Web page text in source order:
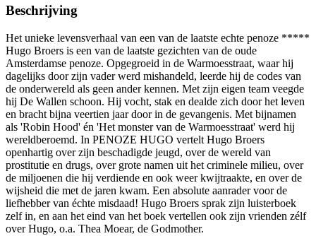
Beschrijving
Het unieke levensverhaal van een van de laatste echte penoze *****
Hugo Broers is een van de laatste gezichten van de oude
Amsterdamse penoze. Opgegroeid in de Warmoesstraat, waar hij
dagelijks door zijn vader werd mishandeld, leerde hij de codes van
de onderwereld als geen ander kennen. Met zijn eigen team veegde
hij De Wallen schoon. Hij vocht, stak en dealde zich door het leven
en bracht bijna veertien jaar door in de gevangenis. Met bijnamen
als 'Robin Hood' én 'Het monster van de Warmoesstraat' werd hij
wereldberoemd. In PENOZE HUGO vertelt Hugo Broers
openhartig over zijn beschadigde jeugd, over de wereld van
prostitutie en drugs, over grote namen uit het criminele milieu, over
de miljoenen die hij verdiende en ook weer kwijtraakte, en over de
wijsheid die met de jaren kwam. Een absolute aanrader voor de
liefhebber van échte misdaad! Hugo Broers sprak zijn luisterboek
zelf in, en aan het eind van het boek vertellen ook zijn vrienden zélf
over Hugo, o.a. Thea Moear, de Godmother.